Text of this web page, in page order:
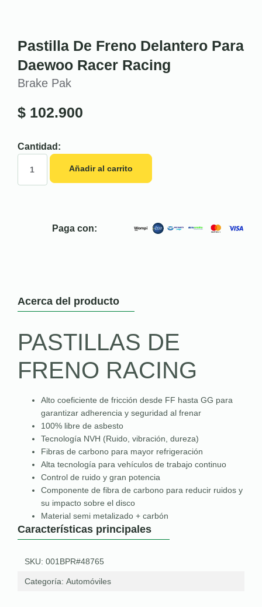
Pastilla De Freno Delantero Para
Daewoo Racer Racing
Brake Pak
$ 102.900
Cantidad:
Añadir al carrito
Paga con:
Acerca del producto
PASTILLAS DE
FRENO RACING
Alto coeficiente de fricción desde FF hasta GG para
garantizar adherencia y seguridad al frenar
100% libre de asbesto
Tecnología NVH (Ruido, vibración, dureza)
Fibras de carbono para mayor refrigeración
Alta tecnología para vehículos de trabajo continuo
Control de ruido y gran potencia
Componente de fibra de carbono para reducir ruidos y
su impacto sobre el disco
Material semi metalizado + carbón
Características principales
SKU: 001BPR#48765
Categoría: Automóviles